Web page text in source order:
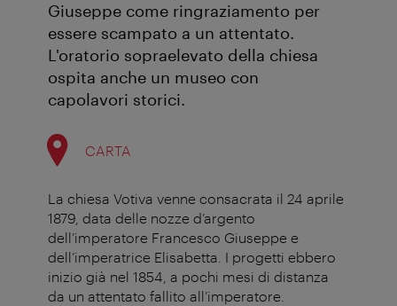
Giuseppe come ringraziamento per
essere scampato a un attentato.
L'oratorio sopraelevato della chiesa
ospita anche un museo con
capolavori storici.
CARTA
La chiesa Votiva venne consacrata il 24 aprile
1879, data delle nozze d’argento
dell’imperatore Francesco Giuseppe e
dell’imperatrice Elisabetta. I progetti ebbero
inizio già nel 1854, a pochi mesi di distanza
da un attentato fallito all’imperatore.